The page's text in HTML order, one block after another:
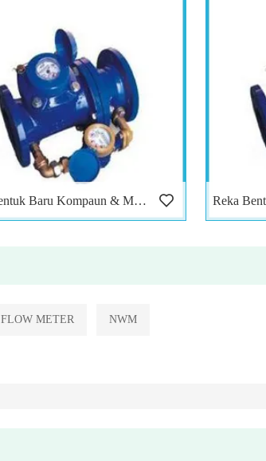
Reka Bentuk Baru Kompaun & Meter Air Gabungan
FLOW METER NWM